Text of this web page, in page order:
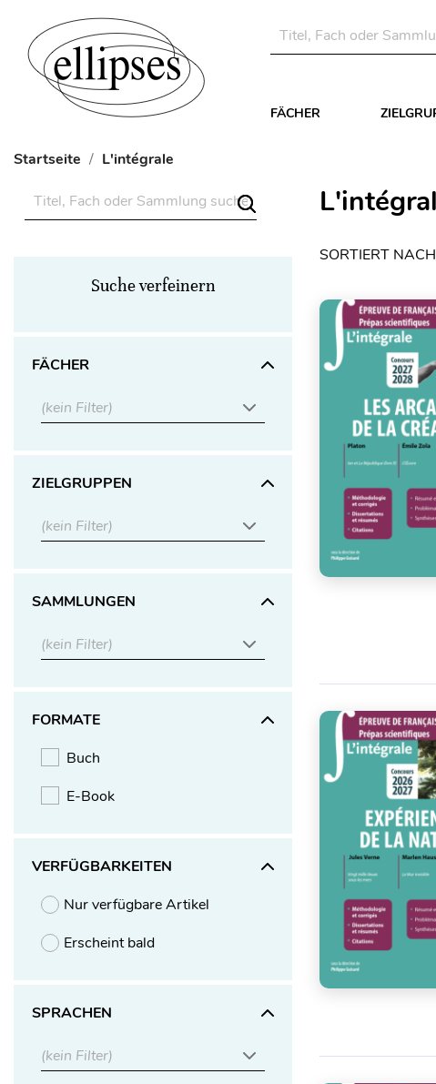
FÄCHER
Startseite L'intégrale
Suche verfeinern
FÄCHER
(kein Filter)
ZIELGRUPPEN
(kein Filter)
SAMMLUNGEN
(kein Filter)
FORMATE
Buch
E-Book
VERFÜGBARKEITEN
Nur verfügbare Artikel
Erscheint bald
SPRACHEN
(kein Filter)
SORTIERT